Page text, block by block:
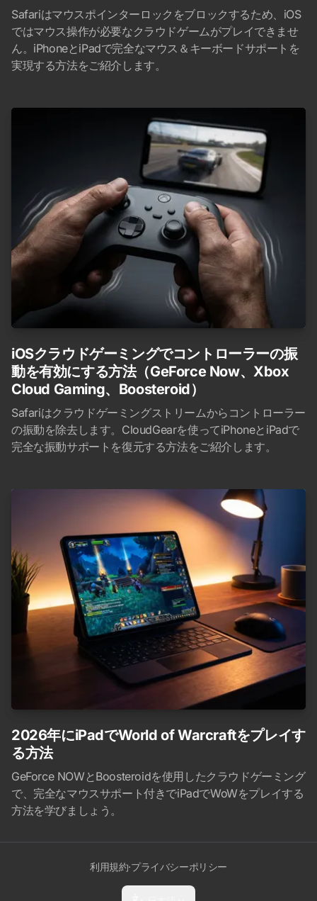
Safariはマウスポインターロックをブロックするため、iOS
ではマウス操作が必要なクラウドゲームがプレイできませ
ん。iPhoneとiPadで完全なマウス＆キーボードサポートを
実現する方法をご紹介します。
iOSクラウドゲーミングでコントローラーの振
動を有効にする方法（GeForce Now、Xbox
Cloud Gaming、Boosteroid）
Safariはクラウドゲーミングストリームからコントローラー
の振動を除去します。CloudGearを使ってiPhoneとiPadで
完全な振動サポートを復元する方法をご紹介します。
2026年にiPadでWorld of Warcraftをプレイす
る方法
GeForce NOWとBoosteroidを使用したクラウドゲーミング
で、完全なマウスサポート付きでiPadでWoWをプレイする
方法を学びましょう。
利用規約·プライバシーポリシー